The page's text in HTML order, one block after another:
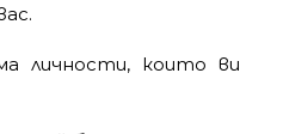
личности, които ви